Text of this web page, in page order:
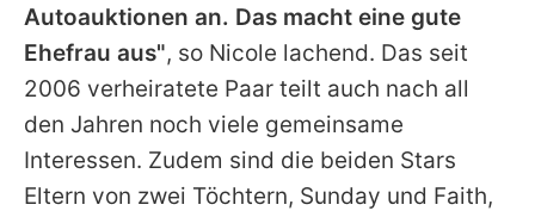
Datenschutzerklärung
Utiq verwalten
Autoauktionen an. Das macht eine gute
Ehefrau aus", so Nicole lachend. Das seit
2006 verheiratete Paar teilt auch nach all
den Jahren noch viele gemeinsame
Interessen. Zudem sind die beiden Stars
Eltern von zwei Töchtern, Sunday und Faith,